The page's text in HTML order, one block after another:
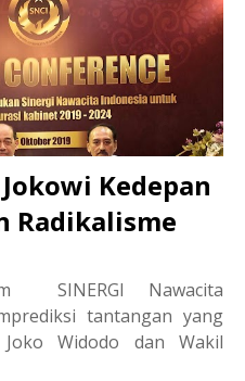
Kedepan
Radikalisme
SINERGI Nawacita
tantangan yang
Widodo dan Wakil